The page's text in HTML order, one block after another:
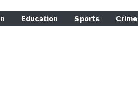
Education Sports Crime